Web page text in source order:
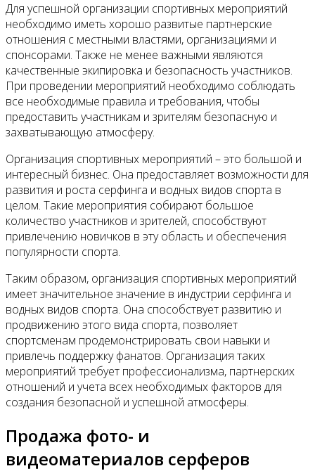
Для успешной организации спортивных мероприятий
необходимо иметь хорошо развитые партнерские
отношения с местными властями, организациями и
спонсорами. Также не менее важными являются
качественные экипировка и безопасность участников.
При проведении мероприятий необходимо соблюдать
все необходимые правила и требования, чтобы
предоставить участникам и зрителям безопасную и
захватывающую атмосферу.
Организация спортивных мероприятий – это большой и
интересный бизнес. Она предоставляет возможности для
развития и роста серфинга и водных видов спорта в
целом. Такие мероприятия собирают большое
количество участников и зрителей, способствуют
привлечению новичков в эту область и обеспечения
популярности спорта.
Таким образом, организация спортивных мероприятий
имеет значительное значение в индустрии серфинга и
водных видов спорта. Она способствует развитию и
продвижению этого вида спорта, позволяет
спортсменам продемонстрировать свои навыки и
привлечь поддержку фанатов. Организация таких
мероприятий требует профессионализма, партнерских
отношений и учета всех необходимых факторов для
создания безопасной и успешной атмосферы.
Продажа фото- и
видеоматериалов серферов